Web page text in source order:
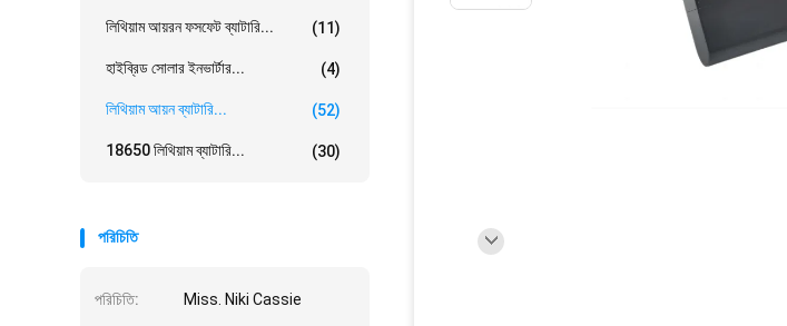
লিথিয়াম আয়রন ফসফেট ব্যাটারি... (11)
হাইব্রিড সোলার ইনভার্টার... (4)
লিথিয়াম আয়ন ব্যাটারি... (52)
18650 লিথিয়াম ব্যাটারি... (30)
পরিচিতি
পরিচিতি: Miss. Niki Cassie